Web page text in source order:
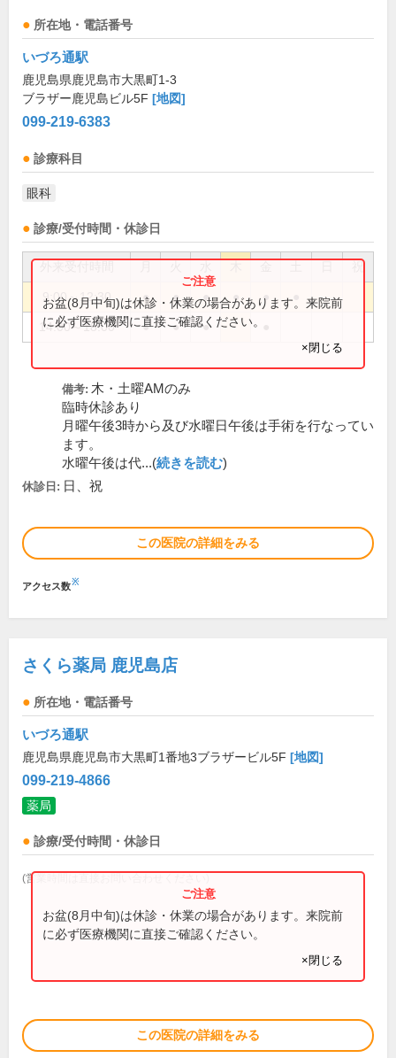
所在地・電話番号
いづろ通駅
鹿児島県鹿児島市大黒町1-3
ブラザー鹿児島ビル5F [地図]
099-219-6383
診療科目
眼科
診療/受付時間・休診日
祝
9:00～12:30 ● ● ● ● ●
14:00～18:00 ● ● ●
お盆(8月中旬)は休診・休業の場合があります。来院前
に必ず医療機関に直接ご確認ください。
×閉じる
備考: 木・土曜AMのみ
臨時休診あり
月曜午後3時から及び水曜日午後は手術を行なってい
ます。
水曜午後は代...(続きを読む)
休診日: 日、祝
この医院の詳細をみる
アクセス数※
さくら薬局 鹿児島店
所在地・電話番号
いづろ通駅
鹿児島県鹿児島市大黒町1番地3ブラザービル5F [地図]
099-219-4866
薬局
診療/受付時間・休診日
(営業時間は直接お問い合わせください)
お盆(8月中旬)は休診・休業の場合があります。来院前
に必ず医療機関に直接ご確認ください。
×閉じる
この医院の詳細をみる